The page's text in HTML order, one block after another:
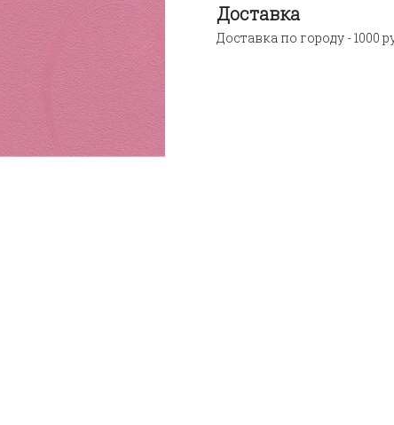
Доставка
Доставка по городу - 1000